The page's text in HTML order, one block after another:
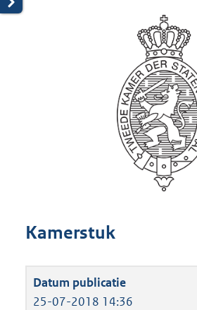
Kamerstuk
25-07-2018 14:36